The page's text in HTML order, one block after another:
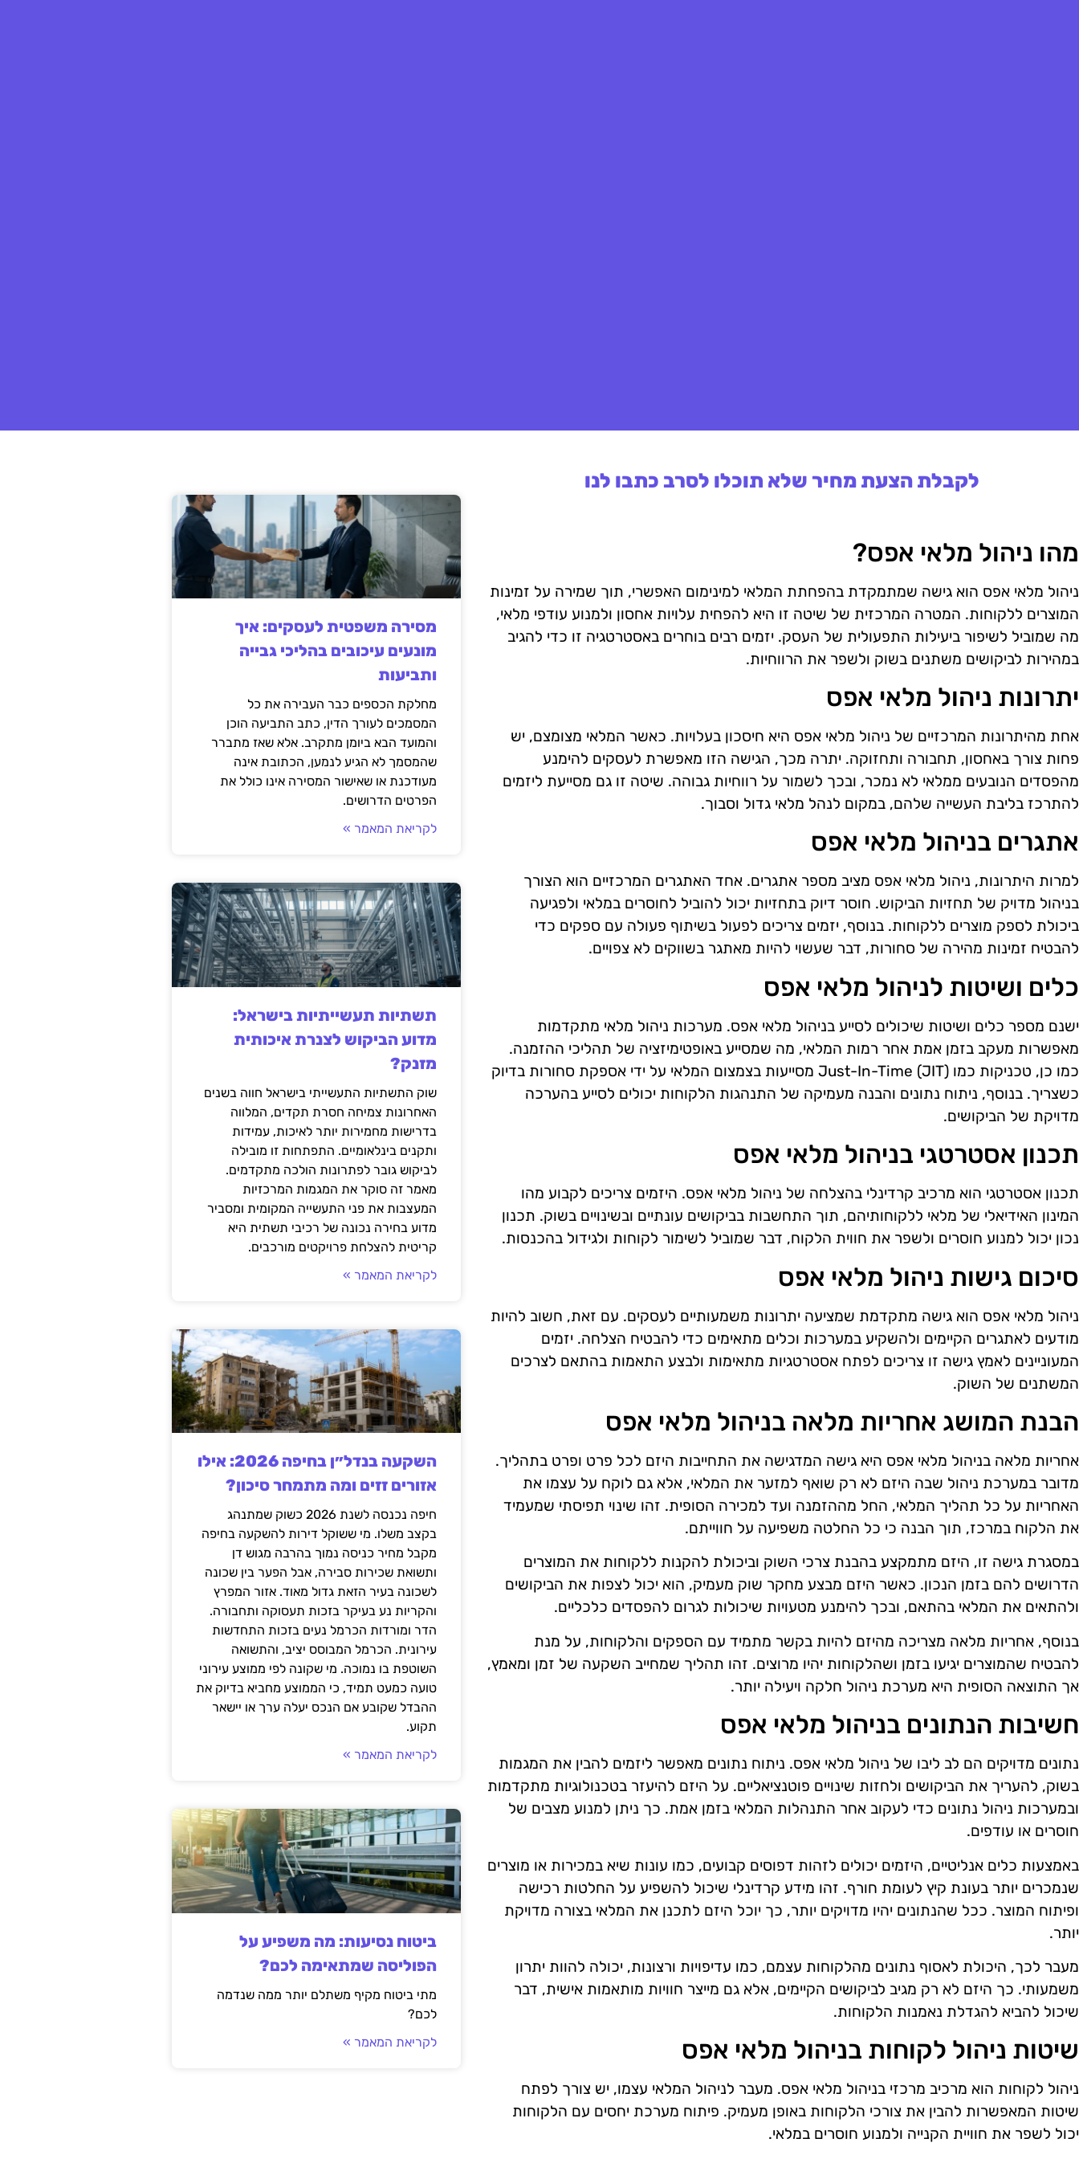
לקבלת הצעת מחיר שלא תוכלו לסרב כתבו לנו
מהו ניהול מלאי אפס?
ניהול מלאי אפס הוא גישה שמתמקדת בהפחתת המלאי למינימום האפשרי, תוך שמירה על זמינות
המוצרים ללקוחות. המטרה המרכזית של שיטה זו היא להפחית עלויות אחסון ולמנוע עודפי מלאי,
מה שמוביל לשיפור ביעילות התפעולית של העסק. יזמים רבים בוחרים באסטרטגיה זו כדי להגיב
במהירות לביקושים משתנים בשוק ולשפר את הרווחיות.
יתרונות ניהול מלאי אפס
אחת מהיתרונות המרכזיים של ניהול מלאי אפס היא חיסכון בעלויות. כאשר המלאי מצומצם, יש
פחות צורך באחסון, תחבורה ותחזוקה. יתרה מכך, הגישה הזו מאפשרת לעסקים להימנע
מהפסדים הנובעים ממלאי לא נמכר, ובכך לשמור על רווחיות גבוהה. שיטה זו גם מסייעת ליזמים
להתרכז בליבת העשייה שלהם, במקום לנהל מלאי גדול וסבוך.
אתגרים בניהול מלאי אפס
למרות היתרונות, ניהול מלאי אפס מציב מספר אתגרים. אחד האתגרים המרכזיים הוא הצורך
בניהול מדויק של תחזיות הביקוש. חוסר דיוק בתחזיות יכול להוביל לחוסרים במלאי ולפגיעה
ביכולת לספק מוצרים ללקוחות. בנוסף, יזמים צריכים לפעול בשיתוף פעולה עם ספקים כדי
להבטיח זמינות מהירה של סחורות, דבר שעשוי להיות מאתגר בשווקים לא צפויים.
כלים ושיטות לניהול מלאי אפס
ישנם מספר כלים ושיטות שיכולים לסייע בניהול מלאי אפס. מערכות ניהול מלאי מתקדמות
מאפשרות מעקב בזמן אמת אחר רמות המלאי, מה שמסייע באופטימיזציה של תהליכי ההזמנה.
כמו כן, טכניקות כמו Just-In-Time (JIT) מסייעות בצמצום המלאי על ידי אספקת סחורות בדיוק
כשצריך. בנוסף, ניתוח נתונים והבנה מעמיקה של התנהגות הלקוחות יכולים לסייע בהערכה
מדויקת של הביקושים.
תכנון אסטרטגי בניהול מלאי אפס
תכנון אסטרטגי הוא מרכיב קרדינלי בהצלחה של ניהול מלאי אפס. היזמים צריכים לקבוע מהו
המינון האידיאלי של מלאי ללקוחותיהם, תוך התחשבות בביקושים עונתיים ובשינויים בשוק. תכנון
נכון יכול למנוע חוסרים ולשפר את חווית הלקוח, דבר שמוביל לשימור לקוחות ולגידול בהכנסות.
סיכום גישות ניהול מלאי אפס
ניהול מלאי אפס הוא גישה מתקדמת שמציעה יתרונות משמעותיים לעסקים. עם זאת, חשוב להיות
מודעים לאתגרים הקיימים ולהשקיע במערכות וכלים מתאימים כדי להבטיח הצלחה. יזמים
המעוניינים לאמץ גישה זו צריכים לפתח אסטרטגיות מתאימות ולבצע התאמות בהתאם לצרכים
המשתנים של השוק.
הבנת המושג אחריות מלאה בניהול מלאי אפס
אחריות מלאה בניהול מלאי אפס היא גישה המדגישה את התחייבות היזם לכל פרט ופרט בתהליך.
מדובר במערכת ניהול שבה היזם לא רק שואף למזער את המלאי, אלא גם לוקח על עצמו את
האחריות על כל תהליך המלאי, החל מההזמנה ועד למכירה הסופית. זהו שינוי תפיסתי שמעמיד
את הלקוח במרכז, תוך הבנה כי כל החלטה משפיעה על חווייתם.
במסגרת גישה זו, היזם מתמקצע בהבנת צרכי השוק וביכולת להקנות ללקוחות את המוצרים
הדרושים להם בזמן הנכון. כאשר היזם מבצע מחקר שוק מעמיק, הוא יכול לצפות את הביקושים
ולהתאים את המלאי בהתאם, ובכך להימנע מטעויות שיכולות לגרום להפסדים כלכליים.
בנוסף, אחריות מלאה מצריכה מהיזם להיות בקשר מתמיד עם הספקים והלקוחות, על מנת
להבטיח שהמוצרים יגיעו בזמן ושהלקוחות יהיו מרוצים. זהו תהליך שמחייב השקעה של זמן ומאמץ,
אך התוצאה הסופית היא מערכת ניהול חלקה ויעילה יותר.
חשיבות הנתונים בניהול מלאי אפס
נתונים מדויקים הם לב ליבו של ניהול מלאי אפס. ניתוח נתונים מאפשר ליזמים להבין את המגמות
בשוק, להעריך את הביקושים ולחזות שינויים פוטנציאליים. על היזם להיעזר בטכנולוגיות מתקדמות
ובמערכות ניהול נתונים כדי לעקוב אחר התנהלות המלאי בזמן אמת. כך ניתן למנוע מצבים של
חוסרים או עודפים.
באמצעות כלים אנליטיים, היזמים יכולים לזהות דפוסים קבועים, כמו עונות שיא במכירות או מוצרים
שנמכרים יותר בעונת קיץ לעומת חורף. זהו מידע קרדינלי שיכול להשפיע על החלטות רכישה
ופיתוח המוצר. ככל שהנתונים יהיו מדויקים יותר, כך יוכל היזם לתכנן את המלאי בצורה מדויקת
יותר.
מעבר לכך, היכולת לאסוף נתונים מהלקוחות עצמם, כמו עדיפויות ורצונות, יכולה להוות יתרון
משמעותי. כך היזם לא רק מגיב לביקושים הקיימים, אלא גם מייצר חוויות מותאמות אישית, דבר
שיכול להביא להגדלת נאמנות הלקוחות.
שיטות ניהול לקוחות בניהול מלאי אפס
ניהול לקוחות הוא מרכיב מרכזי בניהול מלאי אפס. מעבר לניהול המלאי עצמו, יש צורך לפתח
שיטות המאפשרות להבין את צורכי הלקוחות באופן מעמיק. פיתוח מערכת יחסים עם הלקוחות
יכול לשפר את חוויית הקנייה ולמנוע חוסרים במלאי.
מסירה משפטית לעסקים: איך
מונעים עיכובים בהליכי גבייה
ותביעות
מחלקת הכספים כבר העבירה את כל
המסמכים לעורך הדין, כתב התביעה הוכן
והמועד הבא ביומן מתקרב. אלא שאז מתברר
שהמסמך לא הגיע לנמען, הכתובת אינה
מעודכנת או שאישור המסירה אינו כולל את
הפרטים הדרושים.
לקריאת המאמר »
תשתיות תעשייתיות בישראל:
מדוע הביקוש לצנרת איכותית
מזנק?
שוק התשתיות התעשייתי בישראל חווה בשנים
האחרונות צמיחה חסרת תקדים, המלווה
בדרישות מחמירות יותר לאיכות, עמידות
ותקנים בינלאומיים. התפתחות זו מובילה
לביקוש גובר לפתרונות הולכה מתקדמים.
מאמר זה סוקר את המגמות המרכזיות
המעצבות את פני התעשייה המקומית ומסביר
מדוע בחירה נכונה של רכיבי תשתית היא
קריטית להצלחת פרויקטים מורכבים.
לקריאת המאמר »
השקעה בנדל״ן בחיפה 2026: אילו
אזורים זזים ומה מתמחר סיכון?
חיפה נכנסה לשנת 2026 כשוק שמתנהג
בקצב משלו. מי ששוקל דירות להשקעה בחיפה
מקבל מחיר כניסה נמוך בהרבה מגוש דן
ותשואת שכירות סבירה, אבל הפער בין שכונה
לשכונה בעיר הזאת גדול מאוד. אזור המפרץ
והקריות נע בעיקר בזכות תעסוקה ותחבורה.
הדר ומורדות הכרמל נעים בזכות התחדשות
עירונית. הכרמל המבוסס יציב, והתשואה
השוטפת בו נמוכה. מי שקונה לפי ממוצע עירוני
טועה כמעט תמיד, כי הממוצע מחביא בדיוק את
ההבדל שקובע אם הנכס יעלה ערך או יישאר
תקוע.
לקריאת המאמר »
ביטוח נסיעות: מה משפיע על
הפוליסה שמתאימה לכם?
מתי ביטוח מקיף משתלם יותר ממה שנדמה
לכם?
לקריאת המאמר »